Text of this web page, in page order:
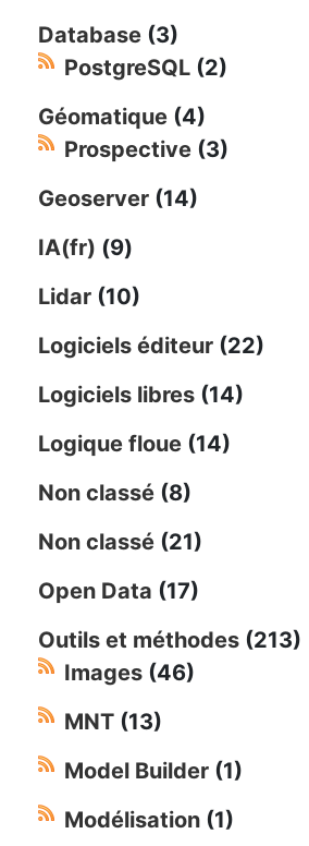
Database (3)
PostgreSQL (2)
Géomatique (4)
Prospective (3)
Geoserver (14)
IA(fr) (9)
Lidar (10)
Logiciels éditeur (22)
Logiciels libres (14)
Logique floue (14)
Non classé (8)
Non classé (21)
Open Data (17)
Outils et méthodes (213)
Images (46)
MNT (13)
Model Builder (1)
Modélisation (1)